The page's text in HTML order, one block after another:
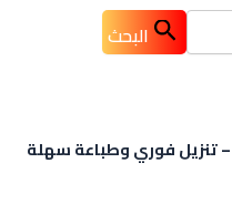
البحث
تنزيل فوري وطباعة سهلة